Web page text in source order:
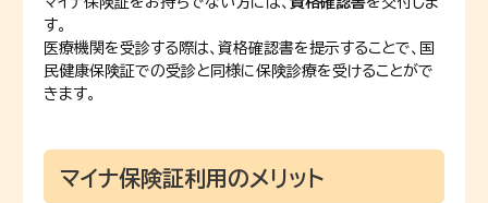
す。
医療機関を受診する際は、資格確認書を提示することで、国
民健康保険証での受診と同様に保険診療を受けることがで
きます。
マイナ保険証利用のメリット